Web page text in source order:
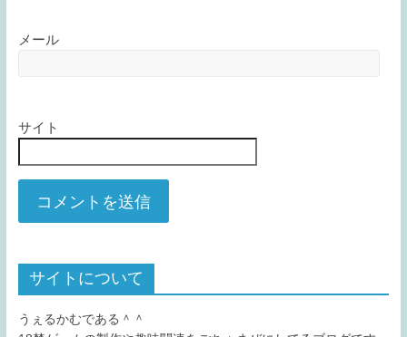
メール
サイト
サイトについて
うぇるかむである＾＾